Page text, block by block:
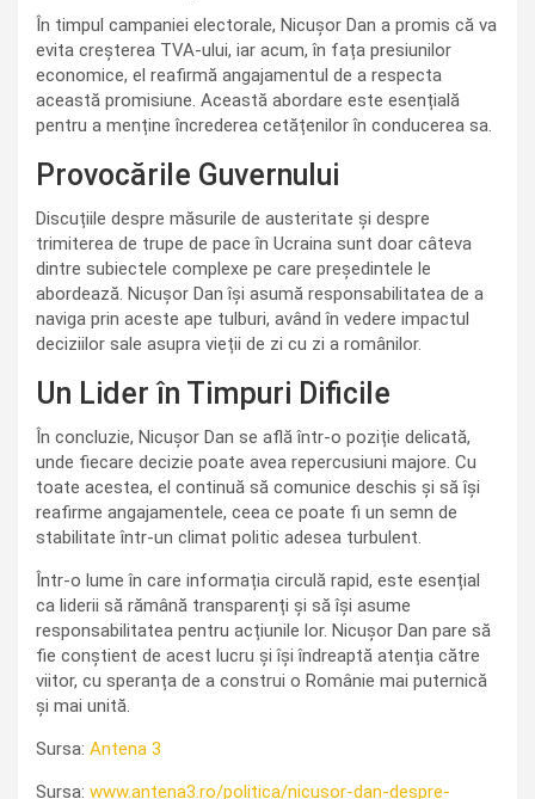
În timpul campaniei electorale, Nicușor Dan a promis că va
evita creșterea TVA-ului, iar acum, în fața presiunilor
economice, el reafirmă angajamentul de a respecta
această promisiune. Această abordare este esențială
pentru a menține încrederea cetățenilor în conducerea sa.
Provocările Guvernului
Discuțiile despre măsurile de austeritate și despre
trimiterea de trupe de pace în Ucraina sunt doar câteva
dintre subiectele complexe pe care președintele le
abordează. Nicușor Dan își asumă responsabilitatea de a
naviga prin aceste ape tulburi, având în vedere impactul
deciziilor sale asupra vieții de zi cu zi a românilor.
Un Lider în Timpuri Dificile
În concluzie, Nicușor Dan se află într-o poziție delicată,
unde fiecare decizie poate avea repercusiuni majore. Cu
toate acestea, el continuă să comunice deschis și să își
reafirme angajamentele, ceea ce poate fi un semn de
stabilitate într-un climat politic adesea turbulent.
Într-o lume în care informația circulă rapid, este esențial
ca liderii să rămână transparenți și să își asume
responsabilitatea pentru acțiunile lor. Nicușor Dan pare să
fie conștient de acest lucru și își îndreaptă atenția către
viitor, cu speranța de a construi o Românie mai puternică
și mai unită.
Sursa: Antena 3
Sursa: www.antena3.ro/politica/nicusor-dan-despre-